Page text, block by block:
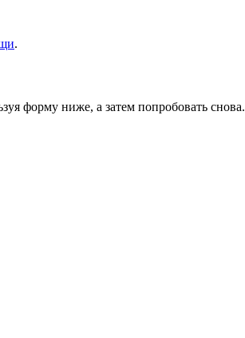
.
форму ниже, а затем попробовать снова.